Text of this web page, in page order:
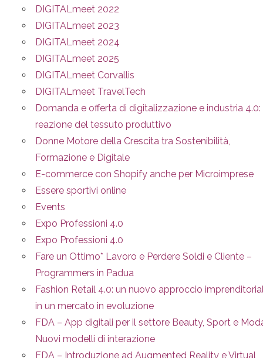
DIGITALmeet 2022
DIGITALmeet 2023
DIGITALmeet 2024
DIGITALmeet 2025
DIGITALmeet Corvallis
DIGITALmeet TravelTech
Domanda e offerta di digitalizzazione e industria 4.0:
reazione del tessuto produttivo
Donne Motore della Crescita tra Sostenibilità,
Formazione e Digitale
E-commerce con Shopify anche per Microimprese
Essere sportivi online
Events
Expo Professioni 4.0
Expo Professioni 4.0
Fare un Ottimo* Lavoro e Perdere Soldi e Cliente –
Programmers in Padua
Fashion Retail 4.0: un nuovo approccio
in un mercato in evoluzione
FDA – App digitali per il settore Beauty, Sport e
Nuovi modelli di interazione
FDA – Introduzione ad Augmented Reality e Virtual